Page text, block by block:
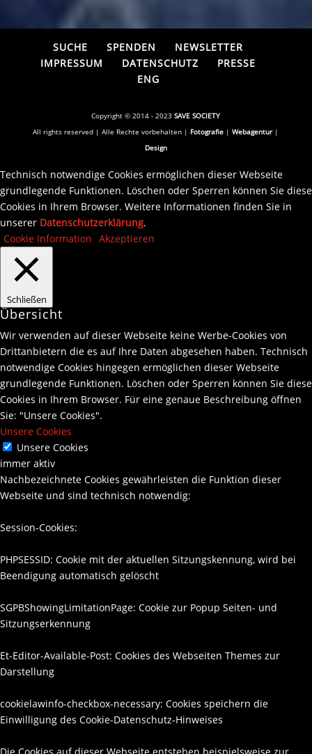
SUCHE SPENDEN
NEWSLETTER
IMPRESSUM
DATENSCHUTZ
PRESSE
ENG
Copyright © 2014 - 2023SAVE SOCIETY
All rights reserved | Alle Rechte vorbehalten | Fotografie |Webagentur|
Design
Technisch notwendige Cookies ermöglichen dieser Webseite
grundlegende Funktionen. Löschen oder Sperren können Sie diese
Cookies in Ihrem Browser. Weitere Informationen finden Sie in
unserer Datenschutzerklärung.
Cookie Information Akzeptieren
Schließen
Übersicht
Wir verwenden auf dieser Webseite keine Werbe-Cookies von
Drittanbietern die es auf Ihre Daten abgesehen haben. Technisch
notwendige Cookies hingegen ermöglichen dieser Webseite
grundlegende Funktionen. Löschen oder Sperren können Sie diese
Cookies in Ihrem Browser. Für eine genaue Beschreibung öffnen
Sie: "Unsere Cookies".
Unsere Cookies
Unsere Cookies
immer aktiv
Nachbezeichnete Cookies gewährleisten die Funktion dieser
Webseite und sind technisch notwendig:
Session-Cookies:
PHPSESSID: Cookie mit der aktuellen Sitzungskennung, wird bei
Beendigung automatisch gelöscht
SGPBShowingLimitationPage: Cookie zur Popup Seiten- und
Sitzungserkennung
Et-Editor-Available-Post: Cookies des Webseiten Themes zur
Darstellung
cookielawinfo-checkbox-necessary: Cookies speichern die
Einwilligung des Cookie-Datenschutz-Hinweises
Die Cookies auf dieser Webseite entstehen beispielsweise zur